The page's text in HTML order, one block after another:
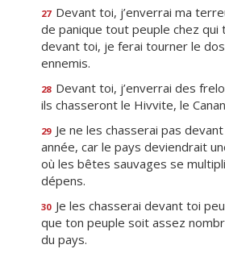
27 Devant toi, j’enverrai ma
de panique tout peuple chez qui
devant toi, je ferai tourner le
ennemis.
28 Devant toi, j’enverrai des
ils chasseront le Hivvite, le
29 Je ne les chasserai pas
année, car le pays deviendrait
où les bêtes sauvages se
dépens.
30 Je les chasserai devant toi
que ton peuple soit assez
du pays.